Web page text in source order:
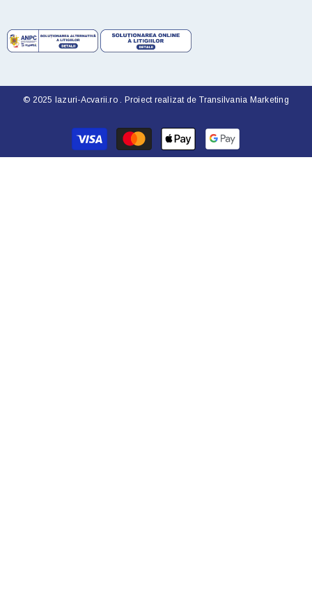
© 2025 Iazuri-Acvarii.ro . Proiect realizat de Transilvania Marketing
Metode
de